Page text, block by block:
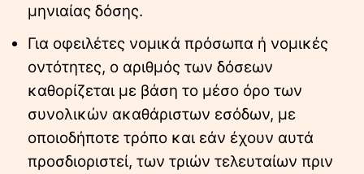
μηνιαίας δόσης.
Για οφειλέτες νομικά πρόσωπα ή νομικές
οντότητες, ο αριθμός των δόσεων
καθορίζεται με βάση το μέσο όρο των
συνολικών ακαθάριστων εσόδων, με
οποιοδήποτε τρόπο και εάν έχουν αυτά
προσδιοριστεί, των τριών τελευταίων πριν